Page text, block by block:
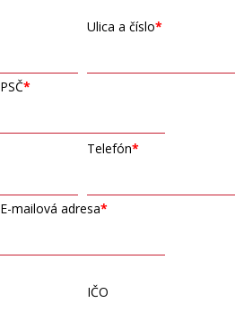
Ulica a číslo
PSČ
Telefón
E-mailová adresa
IČO